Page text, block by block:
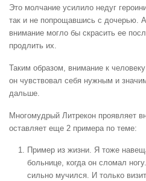
Это молчание усилило недуг
так и не попрощавшись с дочерью.
внимание могло бы скрасить ее
продлить их.
Таким образом, внимание к
он чувствовал себя нужным и
дальше.
Многомудрый Литрекон проявляет
оставляет еще 2 примера по теме:
Пример из жизни. Я тоже
больнице, когда он сломал
сильно мучился. И только